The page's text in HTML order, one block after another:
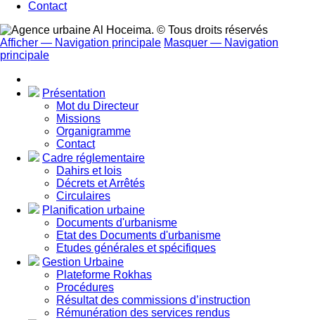
Contact
Navigation
principale
Afficher — Navigation principale Masquer — Navigation
principale
Présentation
Mot du Directeur
Missions
Organigramme
Contact
Cadre réglementaire
Dahirs et lois
Décrets et Arrêtés
Circulaires
Planification urbaine
Documents d'urbanisme
Etat des Documents d'urbanisme
Etudes générales et spécifiques
Gestion Urbaine
Plateforme Rokhas
Procédures
Résultat des commissions d’instruction
Rémunération des services rendus